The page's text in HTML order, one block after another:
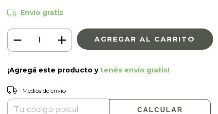
Envío gratis
¡Agregá este producto ytenés envío gratis!
Entregas para el CP:
Medios de envío
CALCULAR